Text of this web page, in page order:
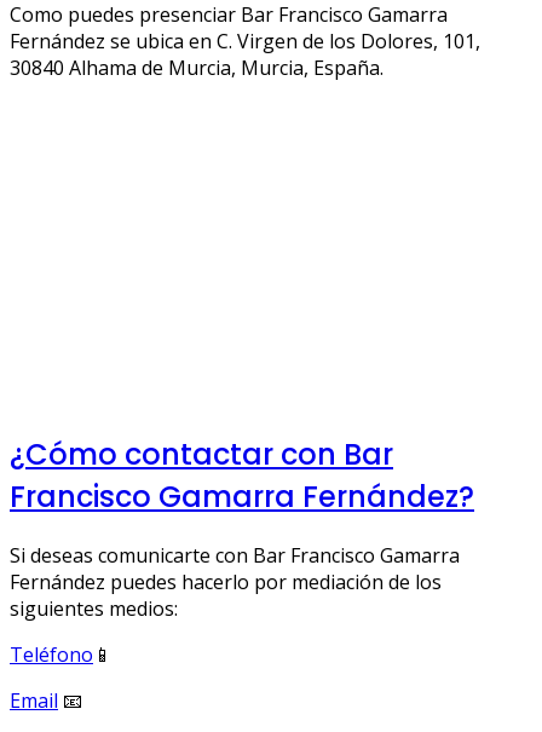
Como puedes presenciar Bar Francisco Gamarra
Fernández se ubica en C. Virgen de los Dolores, 101,
30840 Alhama de Murcia, Murcia, España.
¿Cómo contactar con Bar
Francisco Gamarra Fernández?
Si deseas comunicarte con Bar Francisco Gamarra
Fernández puedes hacerlo por mediación de los
siguientes medios:
Teléfono 📱
Email 📧